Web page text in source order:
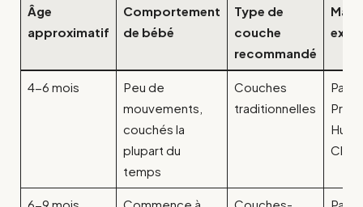
Âge
approximatif
Comportement
de bébé
Type de
couche
recommandé
4-6 mois
Peu de
mouvements,
couchés la
plupart du
temps
Couches
traditionnelles